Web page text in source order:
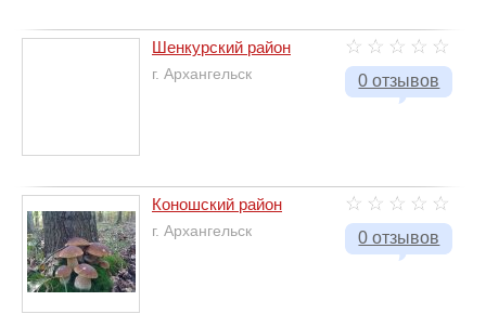
0 отзывов
Шенкурский район
г. Архангельск
0 отзывов
Коношский район
г. Архангельск